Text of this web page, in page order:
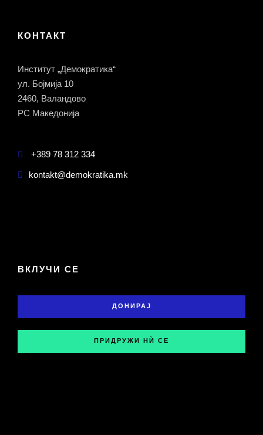
КОНТАКТ
Институт „Демократика“
ул. Бојмија 10
2460, Валандово
РС Македонија
+389 78 312 334
kontakt@demokratika.mk
ВКЛУЧИ СЕ
ДОНИРАЈ
ПРИДРУЖИ НЍ СЕ